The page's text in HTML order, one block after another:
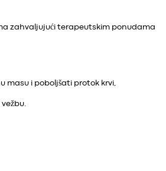
zahvaljujući terapeutskim ponudama
masu i poboljšati protok krvi,